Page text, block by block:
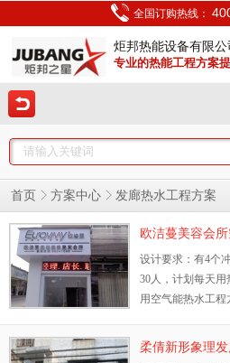
全国订购热线：
炬邦热能设备有限公
专业的热能工程方案
首页 方案中心 发廊热水工程方案
欧洁蔓美容会
设计要求：有4个
30人，计划每天
用空气能热水工
备一个3吨的保温
柔倩新形象理